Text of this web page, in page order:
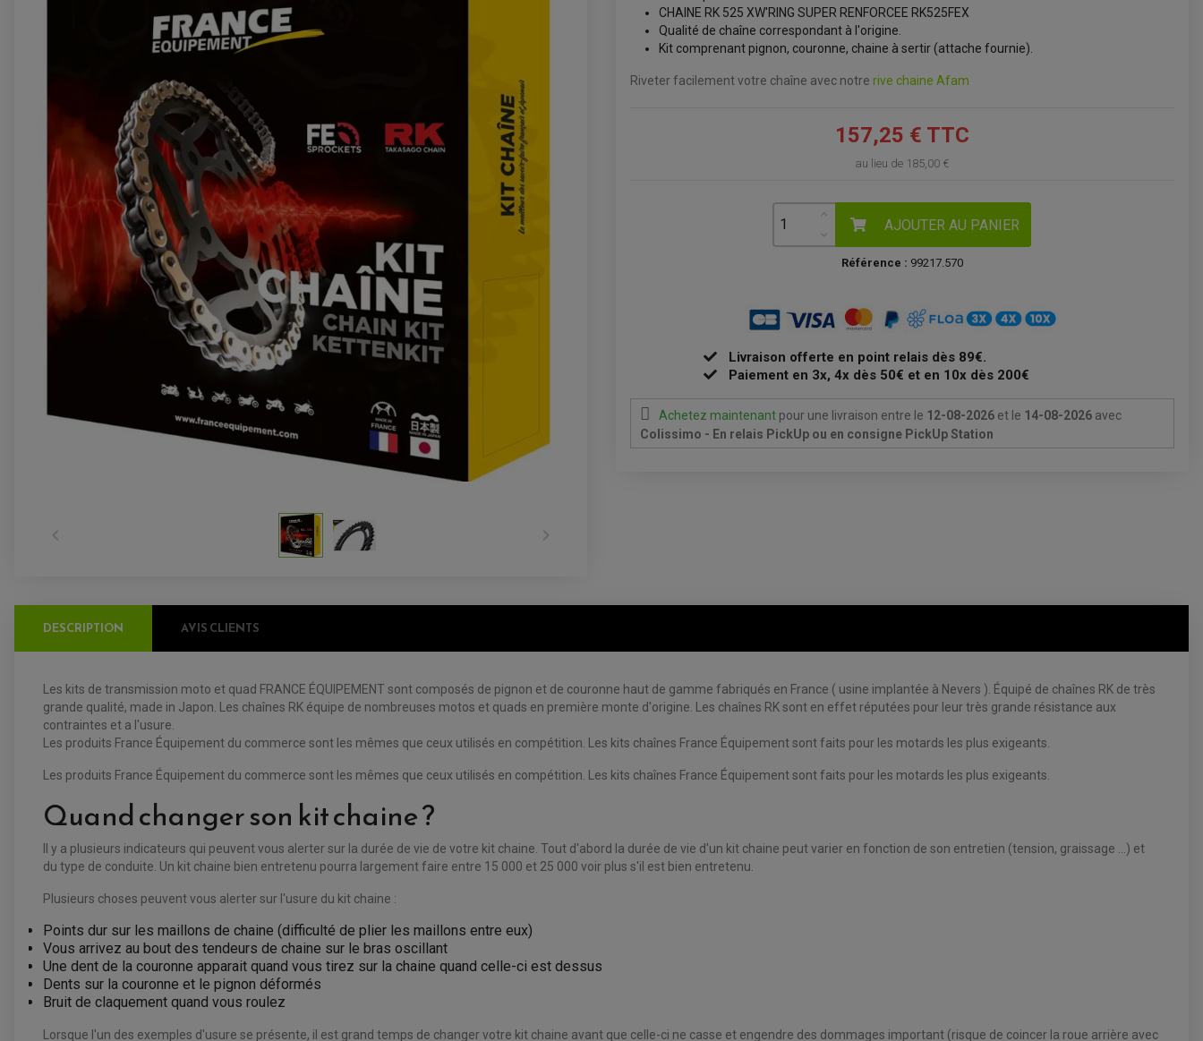
 
CHAINE RK 525 XW'RING SUPER RENFORCEE RK525FEX
Qualité de chaîne correspondant à l'origine.
Kit comprenant pignon, couronne, chaine à sertir (attache fournie).
Riveter facilement votre chaîne avec notre rive chaine Afam
157,25 € TTC
au lieu de 185,00 €
AJOUTER AU PANIER
Référence : 99217.570
Livraison offerte en point relais dès 89€.
Paiement en 3x, 4x dès 50€ et en 10x dès 200€
Achetez maintenant pour une livraison entre le 12-08-2026 et le 14-08-2026 avec
Colissimo - En relais PickUp ou en consigne PickUp Station
DESCRIPTION AVIS CLIENTS
Les kits de transmission moto et quad FRANCE ÉQUIPEMENT sont composés de pignon et de couronne haut de gamme fabriqués en France ( usine implantée à Nevers ). Équipé de chaînes RK de très
grande qualité, made in Japon. Les chaînes RK équipe de nombreuses motos et quads en première monte d'origine. Les chaînes RK sont en effet réputées pour leur très grande résistance aux
contraintes et a l'usure.
Les produits France Équipement du commerce sont les mêmes que ceux utilisés en compétition. Les kits chaînes France Équipement sont faits pour les motards les plus exigeants.
Les produits France Équipement du commerce sont les mêmes que ceux utilisés en compétition. Les kits chaînes France Équipement sont faits pour les motards les plus exigeants.
Quand changer son kit chaine ?
Il y a plusieurs indicateurs qui peuvent vous alerter sur la durée de vie de votre kit chaine. Tout d'abord la durée de vie d'un kit chaine peut varier en fonction de son entretien (tension, graissage ...) et
du type de conduite. Un kit chaine bien entretenu pourra largement faire entre 15 000 et 25 000 voir plus s'il est bien entretenu.
Plusieurs choses peuvent vous alerter sur l'usure du kit chaine :
Points dur sur les maillons de chaine (difficulté de plier les maillons entre eux)
Vous arrivez au bout des tendeurs de chaine sur le bras oscillant
Une dent de la couronne apparait quand vous tirez sur la chaine quand celle-ci est dessus
Dents sur la couronne et le pignon déformés
Bruit de claquement quand vous roulez
Lorsque l'un des exemples d'usure se présente, il est grand temps de changer votre kit chaine avant que celle-ci ne casse et engendre des dommages important (risque de coincer la roue arrière avec